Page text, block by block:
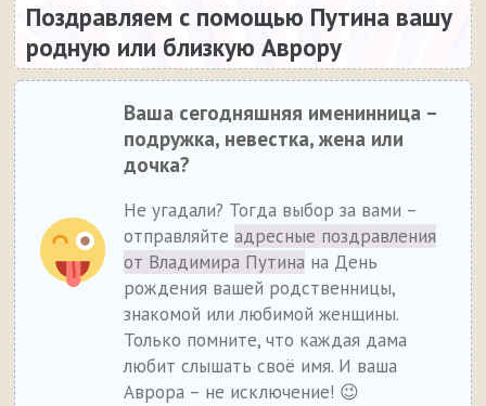
Поздравляем с помощью Путина вашу
родную или близкую Аврору
Ваша сегодняшняя именинница –
подружка, невестка, жена или
дочка?
Не угадали? Тогда выбор за вами –
отправляйтеадресные поздравления
от Владимира Путина на День
рождения вашей родственницы,
знакомой или любимой женщины.
Только помните, что каждая дама
любит слышать своё имя. И ваша
Аврора – не исключение! 😉